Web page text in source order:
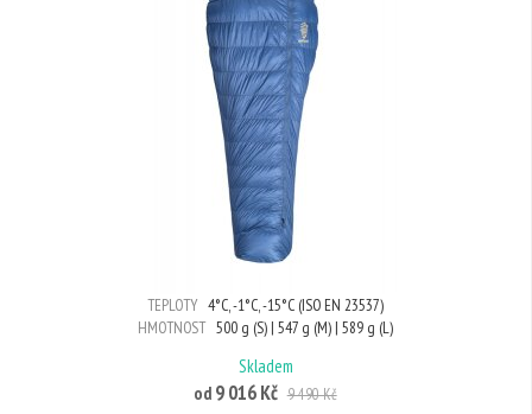
TEPLOTY 4°C, -1°C, -15°C (ISO EN 23537)
HMOTNOST 500 g (S) | 547 g (M) | 589 g (L)
Skladem
od 9 016 Kč 9 490 Kč